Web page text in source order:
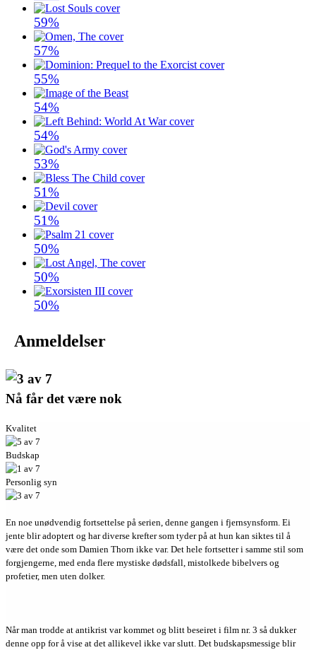
59%
57%
55%
54%
54%
53%
51%
51%
50%
50%
50%
Anmeldelser
Nå får det være nok
Kvalitet
Budskap
Personlig syn
En noe unødvendig fortsettelse på serien, denne gangen i fjernsynsform. Ei
jente blir adoptert og har diverse krefter som tyder på at hun kan siktes til å
være det onde som Damien Thorn ikke var. Det hele fortsetter i samme stil som
forgjengerne, med enda flere mystiske dødsfall, mistolkede bibelvers og
profetier, men uten dolker.
Når man trodde at antikrist var kommet og blitt beseiret i film nr. 3 så dukker
denne opp for å vise at det allikevel ikke var slutt. Det budskapsmessige blir